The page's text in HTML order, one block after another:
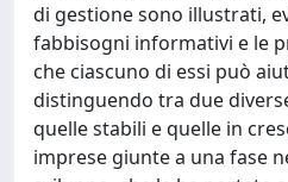
di gestione sono illustrati,
fabbisogni informativi e le
che ciascuno di essi può
distinguendo tra due
quelle stabili e quelle in
imprese giunte a una fase